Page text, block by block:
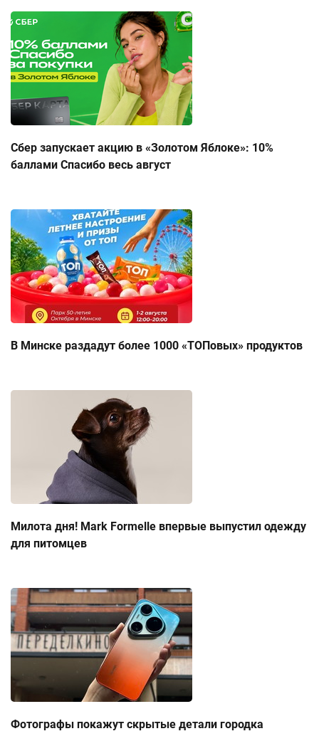
Сбер запускает акцию в «Золотом Яблоке»: 10%
баллами Спасибо весь август
В Минске раздадут более 1000 «ТОПовых» продуктов
Милота дня! Mark Formelle впервые выпустил одежду
для питомцев
Фотографы покажут скрытые детали городка